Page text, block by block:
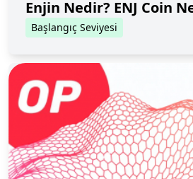
Enjin Nedir? ENJ Coin
Başlangıç Seviyesi